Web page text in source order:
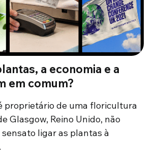
a economia e a
em comum?
proprietário de uma floricultura
Glasgow, Reino Unido, não
ligar as plantas à